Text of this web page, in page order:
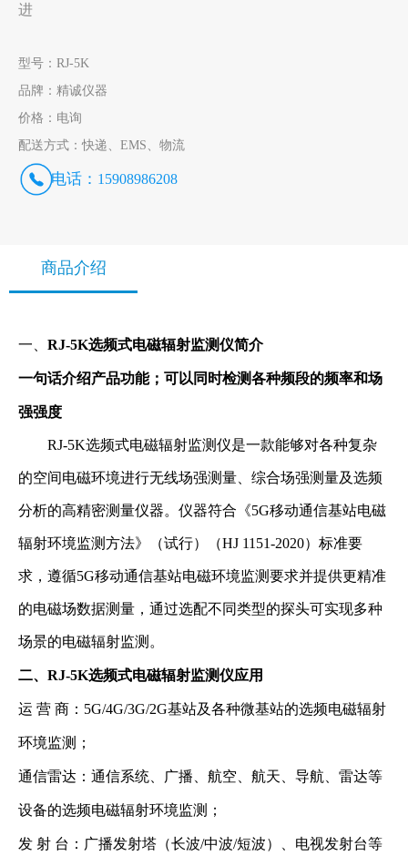
进
型号： RJ-5K
品牌： 精诚仪器
价格： 电询
配送方式：快递、EMS、物流
电话： 15908986208
商品介绍
一、 RJ-5K选频式电磁辐射监测仪简介
一句话介绍产品功能；可以同时检测各种频段的频率和场
强强度
RJ-5K选频式电磁辐射监测仪是一款能够对各种复杂
的空间电磁环境进行无线场强测量、综合场强测量及选频
分析的高精密测量仪器。仪器符合《5G移动通信基站电磁
辐射环境监测方法》（试行）（HJ 1151-2020）标准要
求，遵循5G移动通信基站电磁环境监测要求并提供更精准
的电磁场数据测量，通过选配不同类型的探头可实现多种
场景的电磁辐射监测。
二、RJ-5K选频式电磁辐射监测仪应用
运 营 商：5G/4G/3G/2G基站及各种微基站的选频电磁辐射
环境监测；
通信雷达：通信系统、广播、航空、航天、导航、雷达等
设备的选频电磁辐射环境监测；
发 射 台：广播发射塔（长波/中波/短波）、电视发射台等